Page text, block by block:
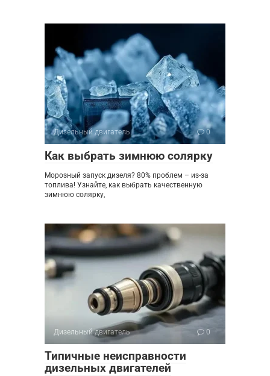
Дизельный двигатель 0
Как выбрать зимнюю солярку
Морозный запуск дизеля? 80% проблем – из-за
топлива! Узнайте, как выбрать качественную
зимнюю солярку,
Дизельный двигатель 0
Типичные неисправности
дизельных двигателей